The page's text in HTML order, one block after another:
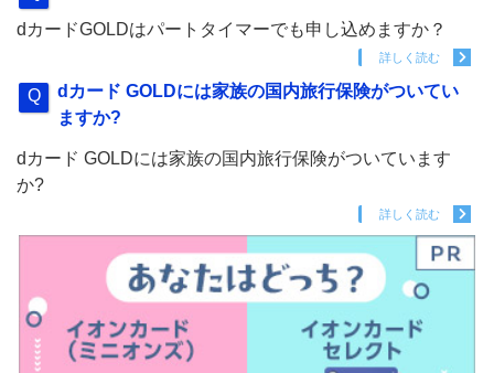
dカードGOLDはパートタイマーでも申し込めますか？
詳しく読む
dカード GOLDには家族の国内旅行保険がついてい
ますか?
dカード GOLDには家族の国内旅行保険がついています
か?
詳しく読む